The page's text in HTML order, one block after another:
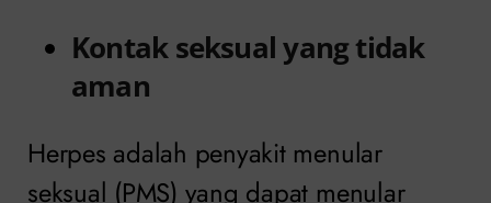
Kontak seksual yang tidak
aman
Herpes adalah penyakit menular
seksual (PMS) yang dapat menular